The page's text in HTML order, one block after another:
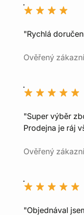
"Rychlá
Ověřený
"Super výběr
Prodejna je ráj
Ověřený
"Objednával